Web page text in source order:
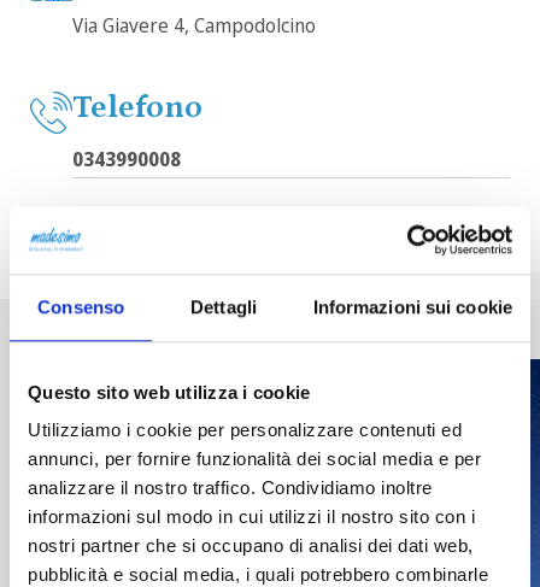
Consenso Dettagli Informazioni sui cookie
Questo sito web utilizza i cookie
Utilizziamo i cookie per personalizzare contenuti ed
annunci, per fornire funzionalità dei social media e per
analizzare il nostro traffico. Condividiamo inoltre
informazioni sul modo in cui utilizzi il nostro sito con i
nostri partner che si occupano di analisi dei dati web,
pubblicità e social media, i quali potrebbero combinarle
Via Giavere 4, Campodolcino
Telefono
0343990008